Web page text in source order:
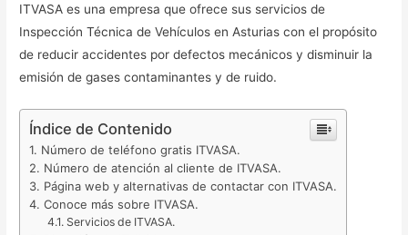
ITVASA es una empresa que ofrece sus servicios de
Inspección Técnica de Vehículos en Asturias con el propósito
de reducir accidentes por defectos mecánicos y disminuir la
emisión de gases contaminantes y de ruido.
Índice de Contenido
Número de teléfono gratis ITVASA.
Número de atención al cliente de ITVASA.
Página web y alternativas de contactar con ITVASA.
Conoce más sobre ITVASA.
Servicios de ITVASA.